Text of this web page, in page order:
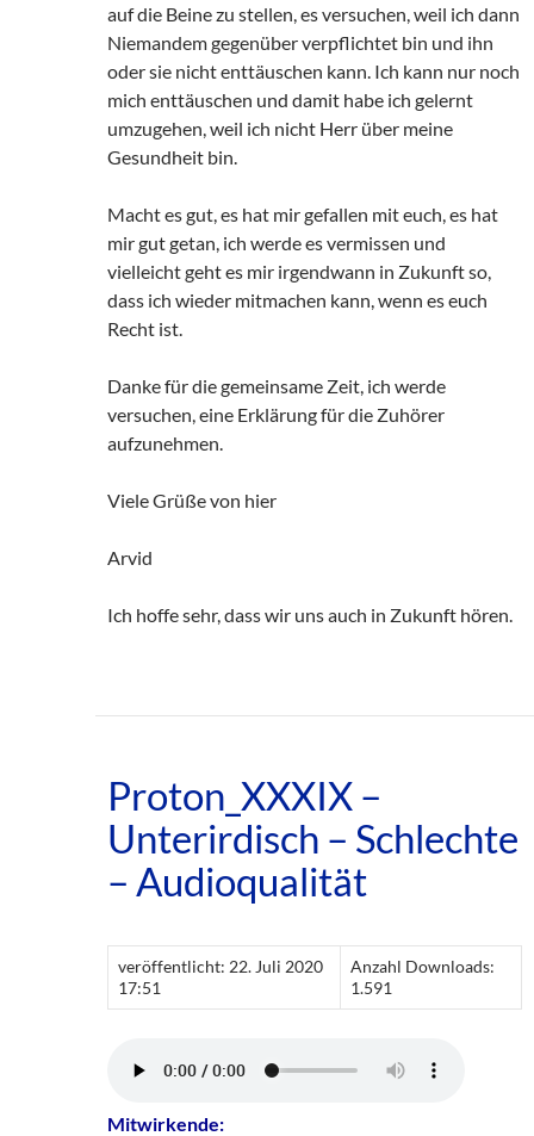
auf die Beine zu stellen, es versuchen, weil ich dann
Niemandem gegenüber verpflichtet bin und ihn
oder sie nicht enttäuschen kann. Ich kann nur noch
mich enttäuschen und damit habe ich gelernt
umzugehen, weil ich nicht Herr über meine
Gesundheit bin.
Macht es gut, es hat mir gefallen mit euch, es hat
mir gut getan, ich werde es vermissen und
vielleicht geht es mir irgendwann in Zukunft so,
dass ich wieder mitmachen kann, wenn es euch
Recht ist.
Danke für die gemeinsame Zeit, ich werde
versuchen, eine Erklärung für die Zuhörer
aufzunehmen.
Viele Grüße von hier
Arvid
Ich hoffe sehr, dass wir uns auch in Zukunft hören.
Proton_XXXIX –
Unterirdisch – Schlechte
– Audioqualität
veröffentlicht: 22. Juli 2020
17:51
Anzahl Downloads:
1.591
Mitwirkende: